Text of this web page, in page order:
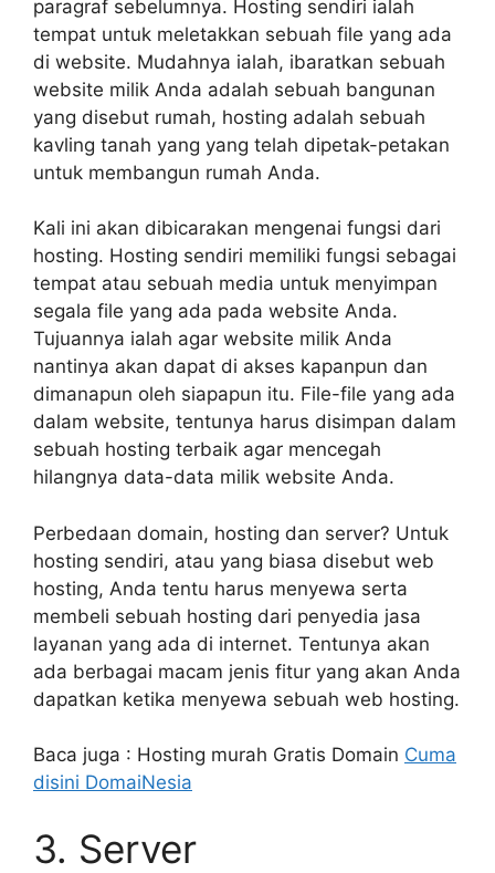
paragraf sebelumnya. Hosting sendiri ialah
tempat untuk meletakkan sebuah file yang ada
di website. Mudahnya ialah, ibaratkan sebuah
website milik Anda adalah sebuah bangunan
yang disebut rumah, hosting adalah sebuah
kavling tanah yang yang telah dipetak-petakan
untuk membangun rumah Anda.
Kali ini akan dibicarakan mengenai fungsi dari
hosting. Hosting sendiri memiliki fungsi sebagai
tempat atau sebuah media untuk menyimpan
segala file yang ada pada website Anda.
Tujuannya ialah agar website milik Anda
nantinya akan dapat di akses kapanpun dan
dimanapun oleh siapapun itu. File-file yang ada
dalam website, tentunya harus disimpan dalam
sebuah hosting terbaik agar mencegah
hilangnya data-data milik website Anda.
Perbedaan domain, hosting dan server? Untuk
hosting sendiri, atau yang biasa disebut web
hosting, Anda tentu harus menyewa serta
membeli sebuah hosting dari penyedia jasa
layanan yang ada di internet. Tentunya akan
ada berbagai macam jenis fitur yang akan Anda
dapatkan ketika menyewa sebuah web hosting.
Baca juga : Hosting murah Gratis Domain Cuma
disini DomaiNesia
3. Server